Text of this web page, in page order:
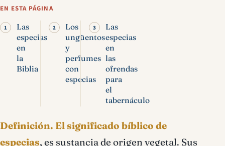
EN ESTA PÁGINA
Las
especias
en
la
Biblia
Los
ungüentos
y
perfumes
con
especias
Las
especias
en
las
ofrendas
para
el
tabernáculo
Definición. El significado bíblico de
especias, es sustancia de origen vegetal. Sus